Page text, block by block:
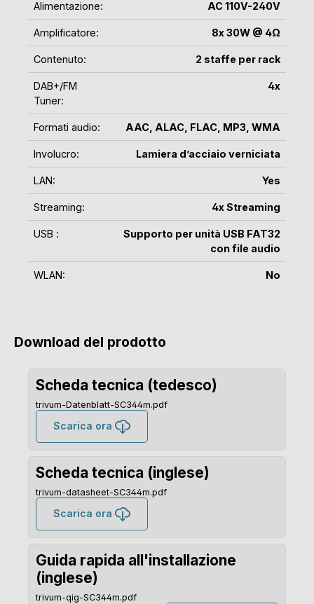
Alimentazione: AC 110V-240V
Amplificatore: 8x 30W @ 4Ω
Contenuto: 2 staffe per rack
DAB+/FM
Tuner:
4x
Formati audio: AAC , ALAC , FLAC , MP3 , WMA
Involucro: Lamiera d’acciaio verniciata
LAN: Yes
Streaming: 4x Streaming
USB :
Supporto per unità USB FAT32
con file audio
WLAN: No
Download del prodotto
Scheda tecnica (tedesco)
trivum-Datenblatt-SC344m.pdf
Scarica ora
Scheda tecnica (inglese)
trivum-datasheet-SC344m.pdf
Scarica ora
Guida rapida all'installazione
(inglese)
trivum-qig-SC344m.pdf